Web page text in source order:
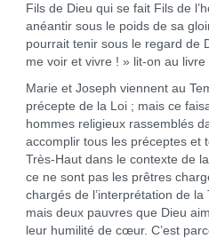
Fils de Dieu qui se fait Fils de
anéantir sous le poids de sa
pourrait tenir sous le regard de
me voir et vivre ! » lit-on au livre
Marie et Joseph viennent au
précepte de la Loi ; mais ce
hommes religieux rassemblés
accomplir tous les préceptes et
Très-Haut dans le contexte de
ce ne sont pas les prêtres
chargés de l’interprétation de la
mais deux pauvres que Dieu
leur humilité de cœur. C’est